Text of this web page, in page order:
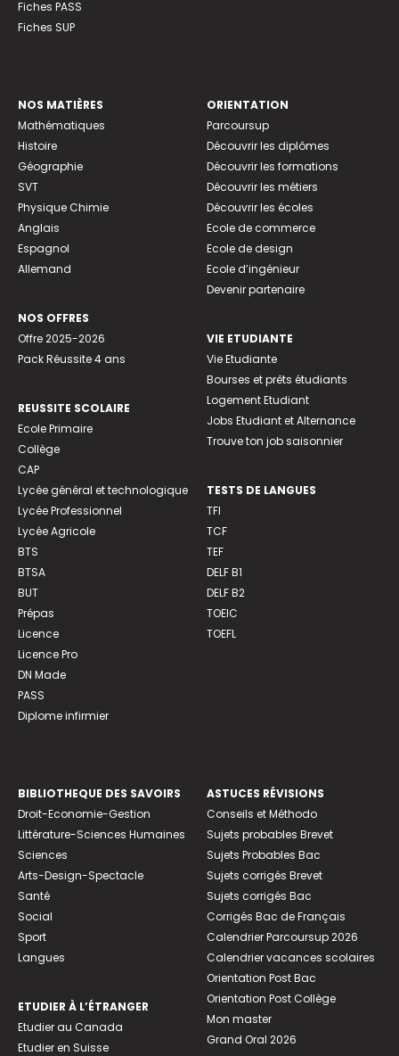
Fiches PASS
Fiches SUP
NOS MATIÈRES
Mathématiques
Histoire
Géographie
SVT
Physique Chimie
Anglais
Espagnol
Allemand
NOS OFFRES
Offre 2025-2026
Pack Réussite 4 ans
REUSSITE SCOLAIRE
Ecole Primaire
Collège
CAP
Lycée général et technologique
Lycée Professionnel
Lycée Agricole
BTS
BTSA
BUT
Prépas
Licence
Licence Pro
DN Made
PASS
Diplome infirmier
ORIENTATION
Parcoursup
Découvrir les diplômes
Découvrir les formations
Découvrir les métiers
Découvrir les écoles
Ecole de commerce
Ecole de design
Ecole d’ingénieur
Devenir partenaire
VIE ETUDIANTE
Vie Etudiante
Bourses et prêts étudiants
Logement Etudiant
Jobs Etudiant et Alternance
Trouve ton job saisonnier
TESTS DE LANGUES
TFI
TCF
TEF
DELF B1
DELF B2
TOEIC
TOEFL
BIBLIOTHEQUE DES SAVOIRS
Droit-Economie-Gestion
Littérature-Sciences Humaines
Sciences
Arts-Design-Spectacle
Santé
Social
Sport
Langues
ETUDIER À L’ÉTRANGER
Etudier au Canada
Etudier en Suisse
ASTUCES RÉVISIONS
Conseils et Méthodo
Sujets probables Brevet
Sujets Probables Bac
Sujets corrigés Brevet
Sujets corrigés Bac
Corrigés Bac de Français
Calendrier Parcoursup 2026
Calendrier vacances scolaires
Orientation Post Bac
Orientation Post Collège
Mon master
Grand Oral 2026